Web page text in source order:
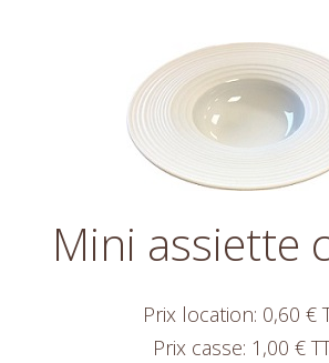
Mini assiette
Prix location: 0,60 €
Prix casse: 1,00 €